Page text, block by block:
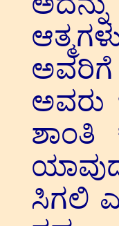
ಅವರಿಗೆ
ಅವರು
ಶಾಂತಿ
ಸಿಗಲಿ